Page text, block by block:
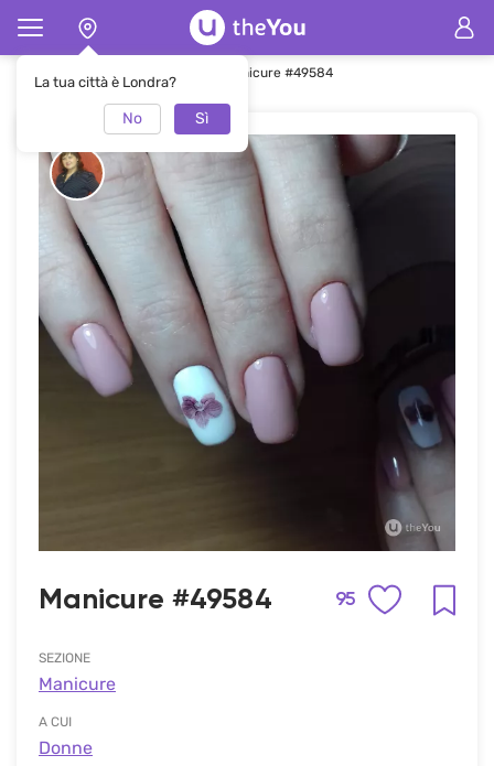
La tua città è Londra?
No Sì
Pagina principale Manicure Manicure #49584
Manicure #49584 95
SEZIONE
Manicure
A CUI
Donne